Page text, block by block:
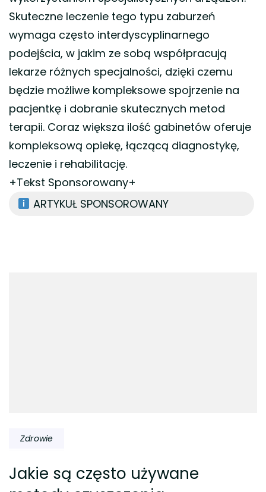
Skuteczne leczenie tego typu zaburzeń
wymaga często interdyscyplinarnego
podejścia, w jakim ze sobą współpracują
lekarze różnych specjalności, dzięki czemu
będzie możliwe kompleksowe spojrzenie na
pacjentkę i dobranie skutecznych metod
terapii. Coraz większa ilość gabinetów oferuje
kompleksową opiekę, łączącą diagnostykę,
leczenie i rehabilitację.
+Tekst Sponsorowany+
ARTYKUŁ SPONSOROWANY
Zdrowie
Jakie są często używane